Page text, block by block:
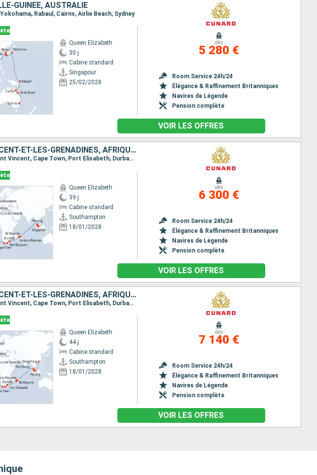
GUINÉE, AUSTRALIE
Rabaul, Cairns, Airlie Beach, Sydney
Queen Elizabeth
30 j
Cabine standard
Singapour
25/02/2028
dès
5 280 €
Room Service 24h/24
Élégance & Raffinement Britanniques
Navires de Légende
Pension complète
VOIR LES OFFRES
ROYAUME-UNI, PORTUGAL, TENERIFE, SAINT VINCENT-ET-LES-GRENADINES, AFRIQUE DU SUD, RÉUNION, MAURICE, MALAISIE, SINGAPOUR
Itinéraire : Southampton, Lisbonne, Santa Cruz de Tenerife, Saint Vincent, Cape Town, Port Elisabeth, Durban, Ile de la Réunion, Ile Maurice, Penang, Port Klang, Singapour
Queen Elizabeth
39 j
Cabine standard
Southampton
18/01/2028
dès
6 300 €
Room Service 24h/24
Élégance & Raffinement Britanniques
Navires de Légende
Pension complète
VOIR LES OFFRES
ROYAUME-UNI, PORTUGAL, TENERIFE, SAINT VINCENT-ET-LES-GRENADINES, AFRIQUE DU SUD, RÉUNION, MAURICE, MALAISIE, SINGAPOUR, CHINE
Itinéraire : Southampton, Lisbonne, Santa Cruz de Tenerife, Saint Vincent, Cape Town, Port Elisabeth, Durban, Ile de la Réunion, Ile Maurice, Penang, Port Klang, Singapour, Hong Kong
Queen Elizabeth
44 j
Cabine standard
Southampton
18/01/2028
dès
7 140 €
Room Service 24h/24
Élégance & Raffinement Britanniques
Navires de Légende
Pension complète
VOIR LES OFFRES